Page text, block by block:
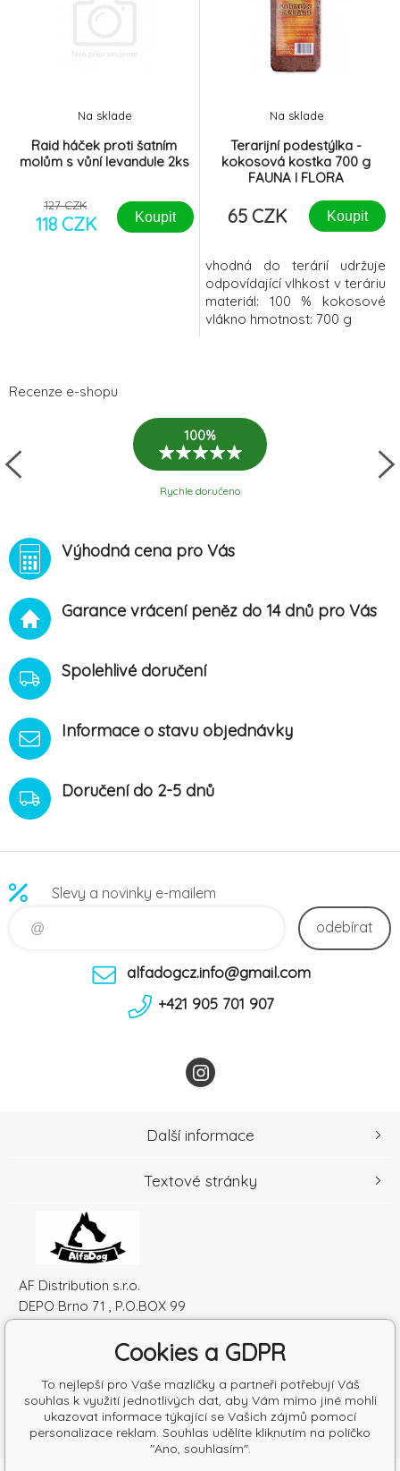
rostlinné produkty, minerální
látky, med Nutriční
doplňkové látky v kg: vitamín
A 8.800mj, vitamín D3 880mj,
Raid háček proti šatním
molům s vůní levandule 2ks
Na sklade
127 CZK
118 CZK Koupit
Terarijní podestýlka -
kokosová kostka 700 g
FAUNA I FLORA
Na sklade
65 CZK Koupit
vhodná do terárií udržuje
odpovídající vlhkost v teráriu
materiál: 100 % kokosové
vlákno hmotnost: 700 g
Recenze e-shopu
100%
Rychle doručeno
Výhodná cena pro Vás
Garance vrácení peněz do 14 dnů pro Vás
Spolehlivé doručení
Informace o stavu objednávky
Doručení do 2-5 dnů
Slevy a novinky e-mailem
odebírat
alfadogcz.info@gmail.com
+421 905 701 907
AF Distribution s.r.o.
DEPO Brno 71 , P.O.BOX 99
Česká republika
DIČ: SK2120864328
Další informace
Textové stránky
Cookies a GDPR
To nejlepší pro Vaše mazlíčky a partneři potřebují Váš
souhlas k využití jednotlivých dat, aby Vám mimo jiné mohli
ukazovat informace týkající se Vašich zájmů pomocí
personalizace reklam. Souhlas udělíte kliknutím na políčko
"Ano, souhlasím".